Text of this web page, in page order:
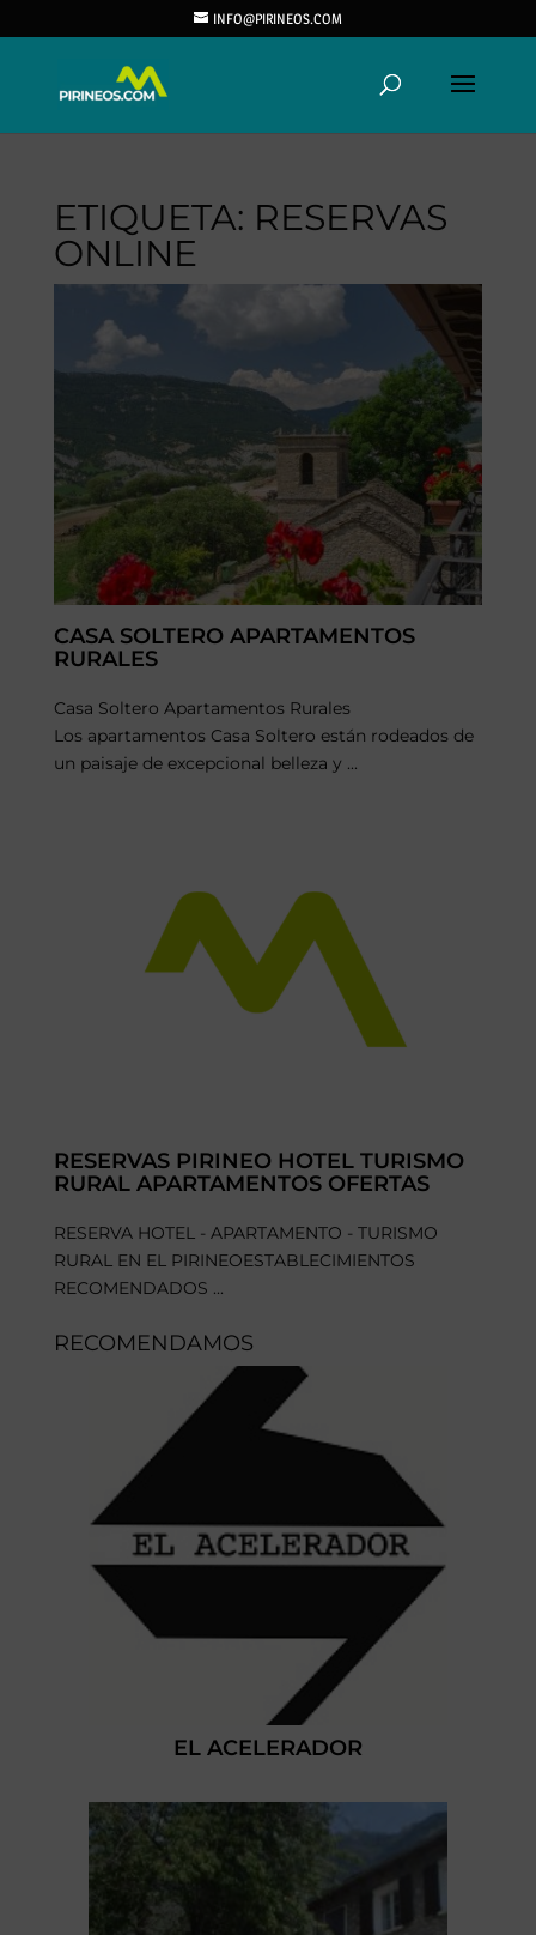
INFO@PIRINEOS.COM
ETIQUETA: RESERVAS
ONLINE
CASA SOLTERO APARTAMENTOS
RURALES
Casa Soltero Apartamentos Rurales
Los apartamentos Casa Soltero están rodeados de
un paisaje de excepcional belleza y ...
RESERVAS PIRINEO HOTEL TURISMO
RURAL APARTAMENTOS OFERTAS
RESERVA HOTEL - APARTAMENTO - TURISMO
RURAL EN EL PIRINEOESTABLECIMIENTOS
RECOMENDADOS ...
RECOMENDAMOS
EL ACELERADOR